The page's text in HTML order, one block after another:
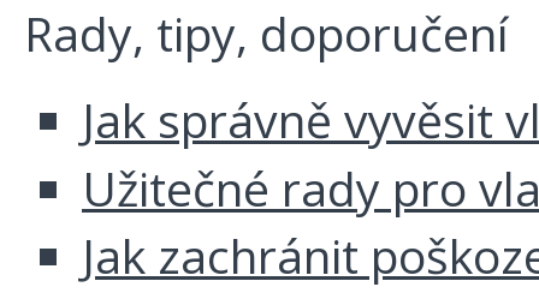
Rady, tipy, doporučení
Jak správně vyvěsit
Užitečné rady pro
Jak zachránit